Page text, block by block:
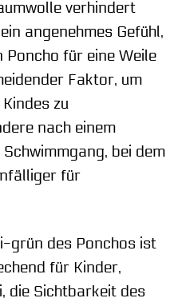
verhindert
angenehmes Gefühl,
Poncho für eine Weile
Faktor, um
zu
nach einem
bei dem
für
grün des Ponchos ist
für Kinder,
die Sichtbarkeit des